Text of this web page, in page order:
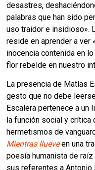
desastres,
palabras que han sido
uso traidor e insidioso».
reside en aprender a
inocencia contenida en
flor rebelde en nuestro
La presencia de Matías
gesto que no debe
Escalera pertenece a un
la función social y
hermetismos de
Mientras llueve en una
poesía humanista de
sus referentes a Antonio